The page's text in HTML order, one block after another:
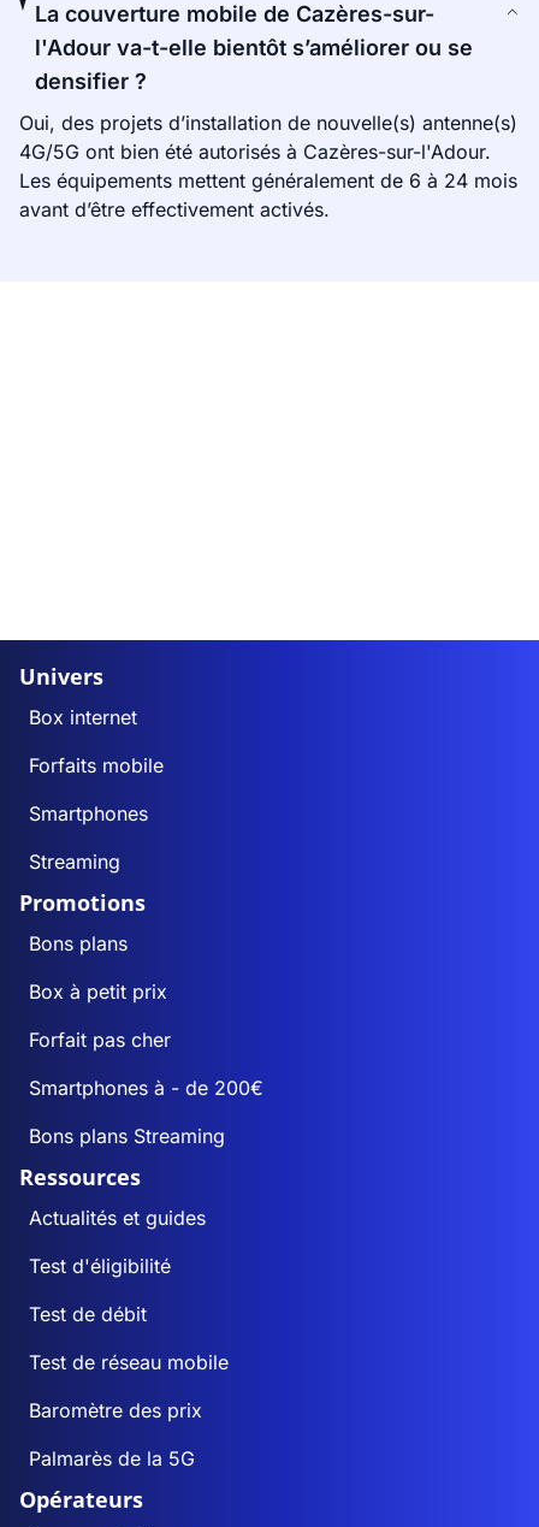
La couverture mobile de Cazères-sur-
l'Adour va-t-elle bientôt s’améliorer ou se
densifier ?
Oui, des projets d’installation de nouvelle(s) antenne(s)
4G/5G ont bien été autorisés à Cazères-sur-l'Adour.
Les équipements mettent généralement de 6 à 24 mois
avant d’être effectivement activés.
Univers
Box internet
Forfaits mobile
Smartphones
Streaming
Promotions
Bons plans
Box à petit prix
Forfait pas cher
Smartphones à - de 200€
Bons plans Streaming
Ressources
Actualités et guides
Test d'éligibilité
Test de débit
Test de réseau mobile
Baromètre des prix
Palmarès de la 5G
Opérateurs